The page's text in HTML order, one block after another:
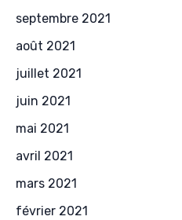
septembre 2021
août 2021
juillet 2021
juin 2021
mai 2021
avril 2021
mars 2021
février 2021